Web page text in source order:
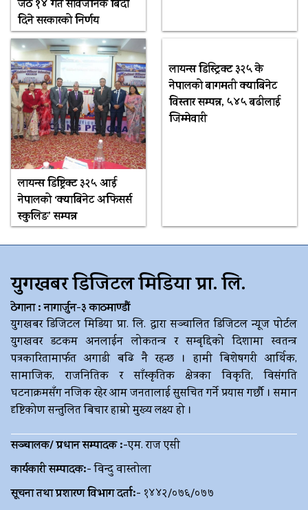
जेठ १४ गते सार्वजनिक बिदा
दिने सरकारको निर्णय
लायन्स डिष्ट्रिक्ट ३२५ आई
नेपालको ‘क्याबिनेट अफिसर्स
स्कुलिङ’ सम्पन्न
लायन्स डिस्ट्रिक्ट ३२५ के
नेपालको बागमती क्याबिनेट
विस्तार सम्पन्न, ५४५ बढीलाई
जिम्मेवारी
युगखबर डिजिटल मिडिया प्रा. लि.
ठेगाना : नागार्जुन-३ काठमाण्डौं
युगखबर डिजिटल मिडिया प्रा. लि. द्धारा सञ्चालित डिजिटल न्यूज पोर्टल
युगखवर डटकम अनलाईन लोकतन्त्र र सम्बृद्दिको दिशामा स्वतन्त्र
पत्रकारितामार्फत अगाडी बढि नै रहन्छ । हामी बिशेषगरी आर्थिक,
सामाजिक, राजनितिक र साँस्कृतिक क्षेत्रका विकृति, विसंगति
घटनाक्रमसँग नजिक रहेर आम जनतालाई सुसचित गर्ने प्रयास गर्छौ । समान
दृष्टिकोण सन्तुलित बिचार हाम्रो मुख्य लक्ष्य हो ।
सञ्चालक/ प्रधान सम्पादक :-एम. राज एसी
कार्यकारी सम्पादक:-विन्दु वास्तोला
सूचना तथा प्रशारण विभाग दर्ता:- १४४२/०७६/०७७